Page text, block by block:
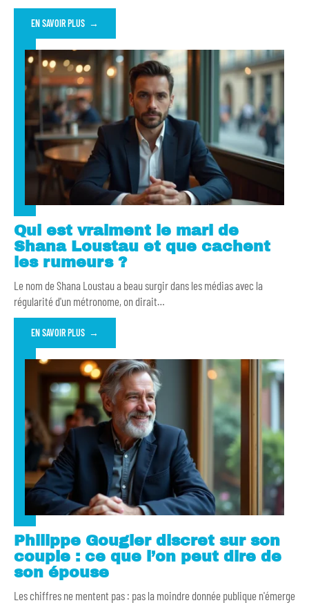
EN SAVOIR PLUS
Qui est vraiment le mari de
Shana Loustau et que cachent
les rumeurs ?
Le nom de Shana Loustau a beau surgir dans les médias avec la
régularité d'un métronome, on dirait…
EN SAVOIR PLUS
Philippe Gougler discret sur son
couple : ce que l’on peut dire de
son épouse
Les chiffres ne mentent pas : pas la moindre donnée publique n'émerge